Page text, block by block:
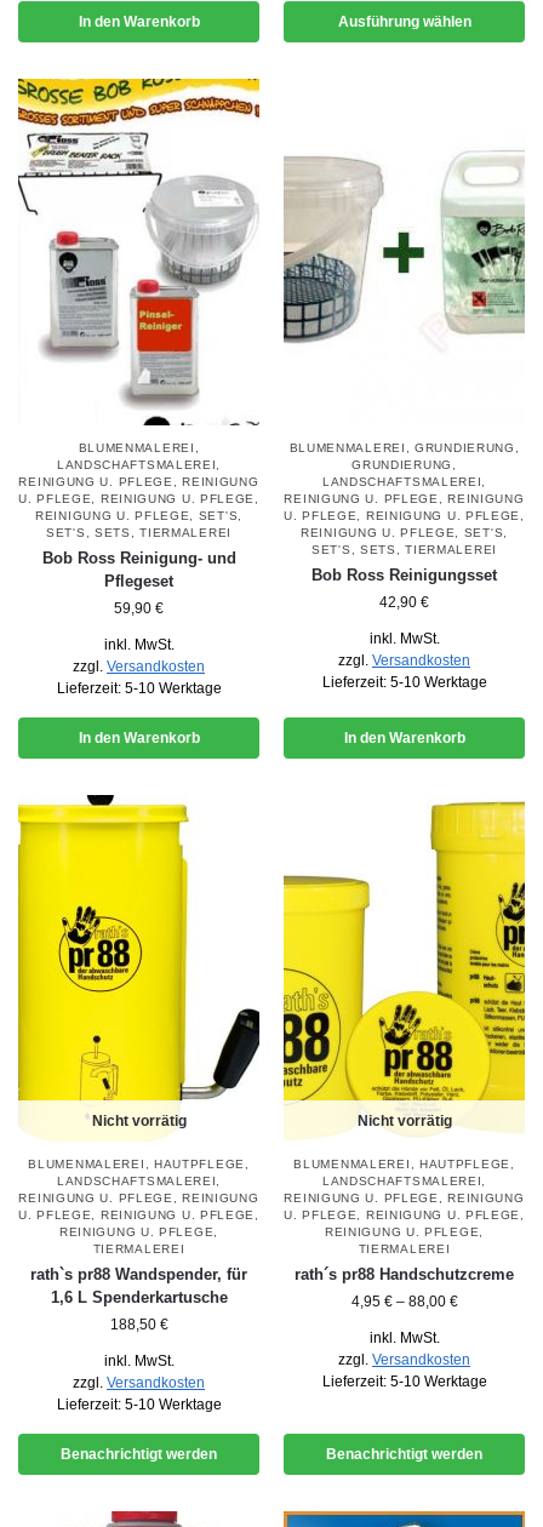
In den Warenkorb Ausführung wählen
BLUMENMALEREI
LANDSCHAFTSMALEREI
REINIGUNG U. PFLEGE
,REINIGUNG
U. PFLEGE
REINIGUNG U. PFLEGE
REINIGUNG U. PFLEGE
SET'S
SET'S
SETS ,TIERMALEREI
Bob Ross Reinigung- und
Pflegeset
59,90 €
inkl. MwSt.
zzgl. Versandkosten
Lieferzeit: 5-10 Werktage
In den Warenkorb
BLUMENMALEREI ,GRUNDIERUNG
GRUNDIERUNG
LANDSCHAFTSMALEREI
REINIGUNG U. PFLEGE
,REINIGUNG
U. PFLEGE
REINIGUNG U. PFLEGE
REINIGUNG U. PFLEGE
SET'S
SET'S
SETS ,TIERMALEREI
Bob Ross Reinigungsset
42,90 €
inkl. MwSt.
zzgl. Versandkosten
Lieferzeit: 5-10 Werktage
In den Warenkorb
Nicht vorrätig
BLUMENMALEREI HAUTPFLEGE
LANDSCHAFTSMALEREI
REINIGUNG U. PFLEGE
,REINIGUNG
U. PFLEGE
REINIGUNG U. PFLEGE
REINIGUNG U. PFLEGE
TIERMALEREI
rath`s pr88 Wandspender, für
1,6 L Spenderkartusche
188,50 €
inkl. MwSt.
zzgl. Versandkosten
Lieferzeit: 5-10 Werktage
Benachrichtigt werden
Nicht vorrätig
BLUMENMALEREI HAUTPFLEGE
LANDSCHAFTSMALEREI
REINIGUNG U. PFLEGE
,REINIGUNG
U. PFLEGE
REINIGUNG U. PFLEGE
REINIGUNG U. PFLEGE
TIERMALEREI
rath´s pr88 Handschutzcreme
4,95 €– 88,00 €
inkl. MwSt.
zzgl. Versandkosten
Lieferzeit: 5-10 Werktage
Benachrichtigt werden